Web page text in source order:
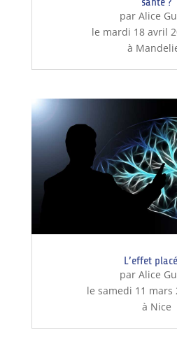
par Alice
le mardi 18 avril
à
L’effet
par Alice
le samedi 11 mars
à Nice